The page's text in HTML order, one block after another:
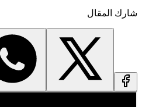
شارك المقال